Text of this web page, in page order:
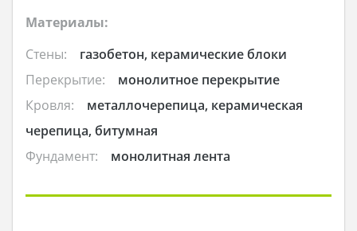
Материалы:
Стены:
газобетон, керамические блоки
Перекрытие:
монолитное перекрытие
Кровля:
металлочерепица, керамическая
черепица, битумная
Фундамент:
монолитная лента